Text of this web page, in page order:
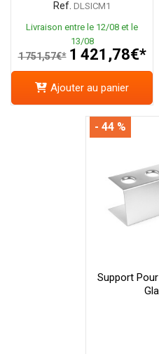
Ref. DLSICM1
Livraison entre le 12/08 et le
13/08
1 751,57€* 1 421,78€*
Ajouter au panier
Support
- 44 %